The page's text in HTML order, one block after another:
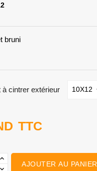
bruni
cintrer extérieur
TTC
AJOUTER AU PANIER